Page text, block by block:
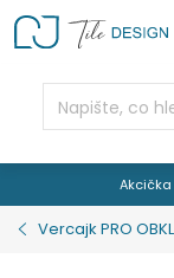
Přejít
na
Akcička
Vercajk PRO